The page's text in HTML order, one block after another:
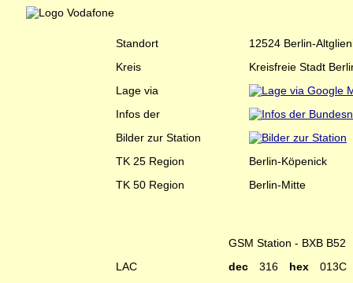
Standort
12524 Berlin-
Kreis
Kreisfreie Stadt
Lage via
Infos der
Bilder zur Station
TK 25 Region
Berlin-Köpenick
TK 50 Region
Berlin-Mitte
GSM Station - BXB B52
LAC
dec 316 hex 013C